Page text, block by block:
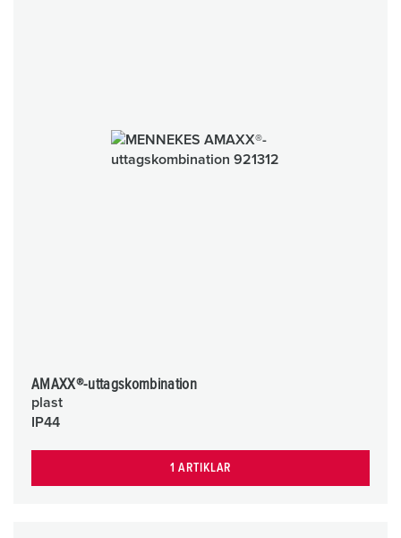
AMAXX®-uttagskombination
plast
IP44
1 ARTIKLAR